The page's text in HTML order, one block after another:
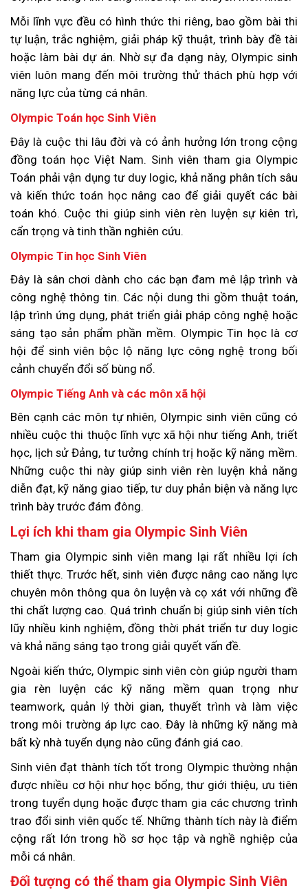
Mỗi lĩnh vực đều có hình thức thi riêng, bao gồm bài thi
tự luận, trắc nghiệm, giải pháp kỹ thuật, trình bày đề tài
hoặc làm bài dự án. Nhờ sự đa dạng này, Olympic sinh
viên luôn mang đến môi trường thử thách phù hợp với
năng lực của từng cá nhân.
Olympic Toán học Sinh Viên
Đây là cuộc thi lâu đời và có ảnh hưởng lớn trong cộng
đồng toán học Việt Nam. Sinh viên tham gia Olympic
Toán phải vận dụng tư duy logic, khả năng phân tích sâu
và kiến thức toán học nâng cao để giải quyết các bài
toán khó. Cuộc thi giúp sinh viên rèn luyện sự kiên trì,
cẩn trọng và tinh thần nghiên cứu.
Olympic Tin học Sinh Viên
Đây là sân chơi dành cho các bạn đam mê lập trình và
công nghệ thông tin. Các nội dung thi gồm thuật toán,
lập trình ứng dụng, phát triển giải pháp công nghệ hoặc
sáng tạo sản phẩm phần mềm. Olympic Tin học là cơ
hội để sinh viên bộc lộ năng lực công nghệ trong bối
cảnh chuyển đổi số bùng nổ.
Olympic Tiếng Anh và các môn xã hội
Bên cạnh các môn tự nhiên, Olympic sinh viên cũng có
nhiều cuộc thi thuộc lĩnh vực xã hội như tiếng Anh, triết
học, lịch sử Đảng, tư tưởng chính trị hoặc kỹ năng mềm.
Những cuộc thi này giúp sinh viên rèn luyện khả năng
diễn đạt, kỹ năng giao tiếp, tư duy phản biện và năng lực
trình bày trước đám đông.
Lợi ích khi tham gia Olympic Sinh Viên
Tham gia Olympic sinh viên mang lại rất nhiều lợi ích
thiết thực. Trước hết, sinh viên được nâng cao năng lực
chuyên môn thông qua ôn luyện và cọ xát với những đề
thi chất lượng cao. Quá trình chuẩn bị giúp sinh viên tích
lũy nhiều kinh nghiệm, đồng thời phát triển tư duy logic
và khả năng sáng tạo trong giải quyết vấn đề.
Ngoài kiến thức, Olympic sinh viên còn giúp người tham
gia rèn luyện các kỹ năng mềm quan trọng như
teamwork, quản lý thời gian, thuyết trình và làm việc
trong môi trường áp lực cao. Đây là những kỹ năng mà
bất kỳ nhà tuyển dụng nào cũng đánh giá cao.
Sinh viên đạt thành tích tốt trong Olympic thường nhận
được nhiều cơ hội như học bổng, thư giới thiệu, ưu tiên
trong tuyển dụng hoặc được tham gia các chương trình
trao đổi sinh viên quốc tế. Những thành tích này là điểm
cộng rất lớn trong hồ sơ học tập và nghề nghiệp của
mỗi cá nhân.
Đối tượng có thể tham gia Olympic Sinh Viên